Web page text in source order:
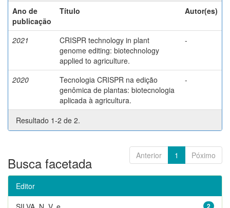
Ano de
publicação
Título Autor(es)
2021
CRISPR technology in plant
genome editing: biotechnology
applied to agriculture.
-
2020
Tecnologia CRISPR na edição
genômica de plantas: biotecnologia
aplicada à agricultura.
-
Resultado 1-2 de 2.
Anterior 1 Póximo
Busca facetada
Editor
2